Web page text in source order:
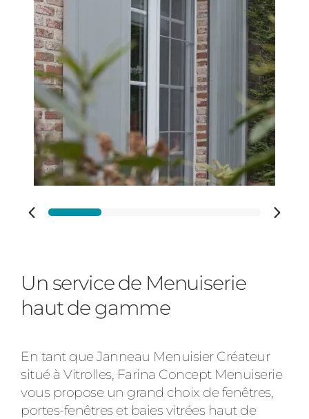
Adresse des travaux
Code Postal des travaux
Un service de Menuiserie
haut de gamme
En tant que Janneau Menuisier Créateur
situé à Vitrolles, Farina Concept Menuiserie
vous propose un grand choix de fenêtres,
portes-fenêtres et baies vitrées haut de